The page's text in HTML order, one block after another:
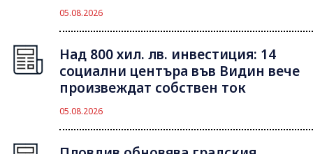
05.08.2026
Над 800 хил. лв. инвестиция: 14
социални центъра във Видин вече
произвеждат собствен ток
05.08.2026